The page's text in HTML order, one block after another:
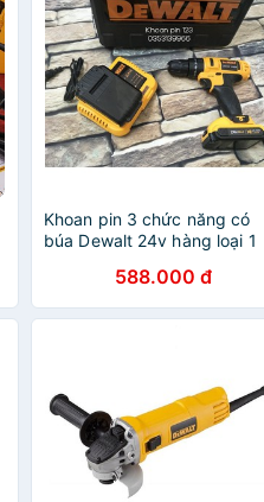
Khoan pin 3 chức năng có
búa Dewalt 24v hàng loại 1
588.000 đ